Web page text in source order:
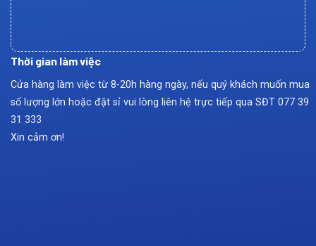
Thời gian làm việc
Cửa hàng làm việc từ 8-20h hàng ngày, nếu quý khách muốn mua
số lượng lớn hoặc đặt sỉ vui lòng liên hệ trực tiếp qua SĐT 077 39
31 333
Xin cảm ơn!